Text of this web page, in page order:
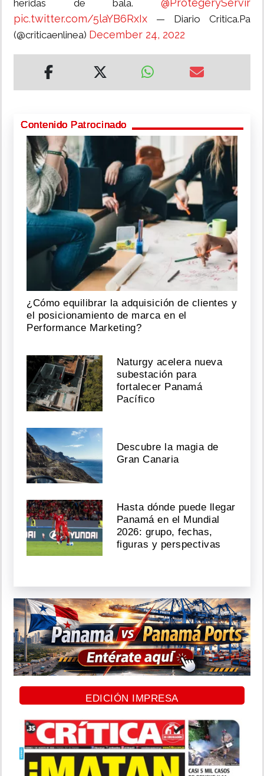
heridas de bala. @ProtegeryServir
pic.twitter.com/5laYB6RxIx — Diario Critica.Pa
(@criticaenlinea) December 24, 2022
Contenido Patrocinado
¿Cómo equilibrar la adquisición de clientes y
el posicionamiento de marca en el
Performance Marketing?
Naturgy acelera nueva
subestación para
fortalecer Panamá
Pacífico
Descubre la magia de
Gran Canaria
Hasta dónde puede llegar
Panamá en el Mundial
2026: grupo, fechas,
figuras y perspectivas
EDICIÓN IMPRESA